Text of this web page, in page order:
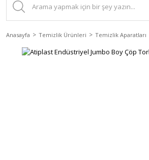
Anasayfa Temizlik Ürünleri Temizlik Aparatları